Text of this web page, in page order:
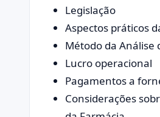
Legislação
Aspectos práticos
Método da Análise
Lucro operacional
Pagamentos a
Considerações